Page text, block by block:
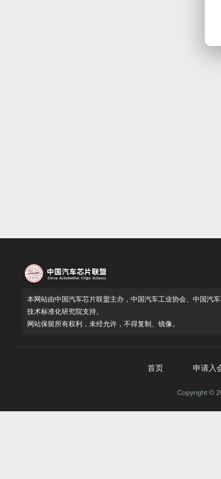
本网站由中国汽车芯片联盟主办，中国汽车工业协会、中国汽
技术标准化研究院支持。
网站保留所有权利，未经允许，不得复制、镜像。
首页 申请入
Copyright ©